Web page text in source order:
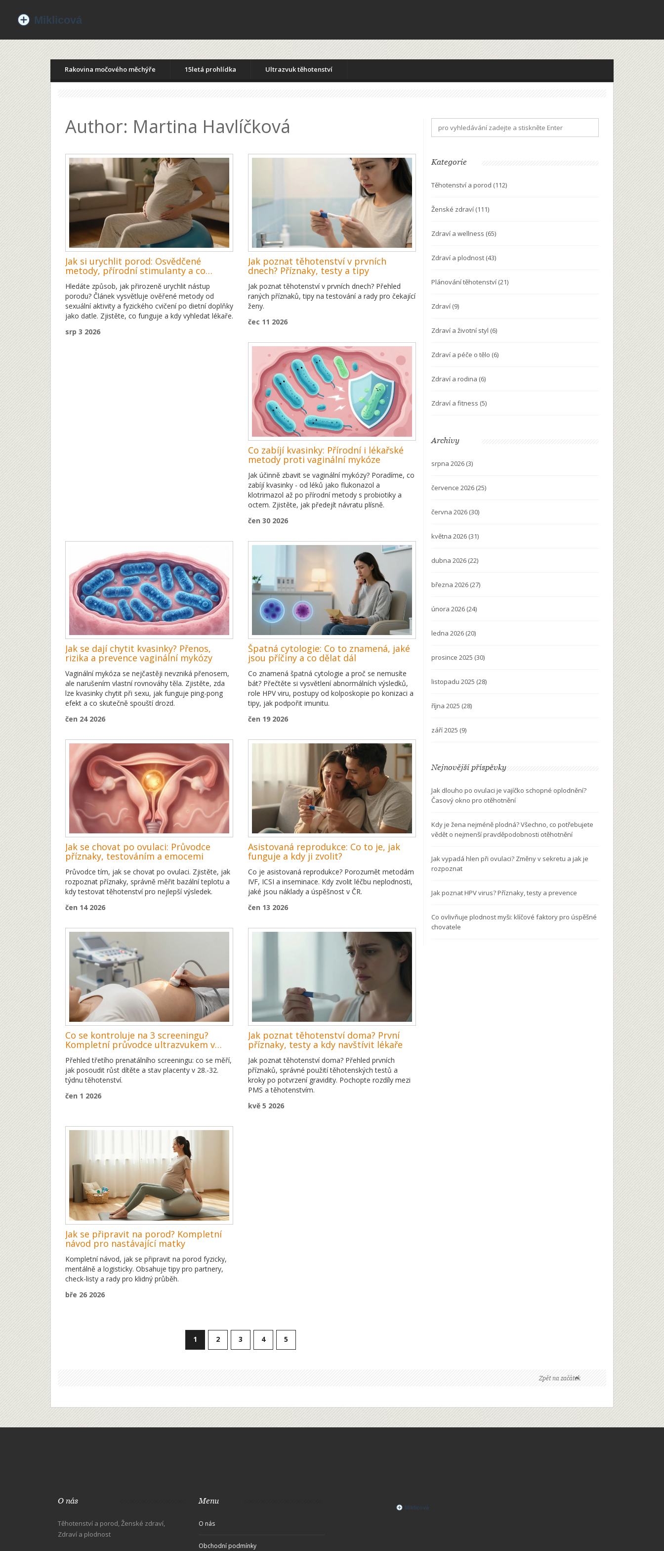
Rakovina močového měchýře 15letá prohlídka Ultrazvuk těhotenství
Author: Martina Havlíčková
Jak si urychlit porod: Osvědčené
metody, přírodní stimulanty a co
funguje skutečně
Hledáte způsob, jak přirozeně urychlit nástup
porodu? Článek vysvětluje ověřené metody od
sexuální aktivity a fyzického cvičení po dietní doplňky
jako datle. Zjistěte, co funguje a kdy vyhledat lékaře.
srp 3 2026
Jak poznat těhotenství v prvních
dnech? Příznaky, testy a tipy
Jak poznat těhotenství v prvních dnech? Přehled
raných příznaků, tipy na testování a rady pro čekající
ženy.
čec 11 2026
Co zabíjí kvasinky: Přírodní i lékařské
metody proti vaginální mykóze
Jak účinně zbavit se vaginální mykózy? Poradíme, co
zabíjí kvasinky - od léků jako flukonazol a
klotrimazol až po přírodní metody s probiotiky a
octem. Zjistěte, jak předejít návratu plísně.
čen 30 2026
Jak se dají chytit kvasinky? Přenos,
rizika a prevence vaginální mykózy
Vaginální mykóza se nejčastěji nevzniká přenosem,
ale narušením vlastní rovnováhy těla. Zjistěte, zda
lze kvasinky chytit při sexu, jak funguje ping-pong
efekt a co skutečně spouští drozd.
čen 24 2026
Špatná cytologie: Co to znamená, jaké
jsou příčiny a co dělat dál
Co znamená špatná cytologie a proč se nemusíte
bát? Přečtěte si vysvětlení abnormálních výsledků,
role HPV viru, postupy od kolposkopie po konizaci a
tipy, jak podpořit imunitu.
čen 19 2026
Jak se chovat po ovulaci: Průvodce
příznaky, testováním a emocemi
Průvodce tím, jak se chovat po ovulaci. Zjistěte, jak
rozpoznat příznaky, správně měřit bazální teplotu a
kdy testovat těhotenství pro nejlepší výsledek.
čen 14 2026
Asistovaná reprodukce: Co to je, jak
funguje a kdy ji zvolit?
Co je asistovaná reprodukce? Porozumět metodám
IVF, ICSI a inseminace. Kdy zvolit léčbu neplodnosti,
jaké jsou náklady a úspěšnost v ČR.
čen 13 2026
Co se kontroluje na 3 screeningu?
Kompletní průvodce ultrazvukem v
28.-32. týdnu
Přehled třetího prenatálního screeningu: co se měří,
jak posoudit růst dítěte a stav placenty v 28.-32.
týdnu těhotenství.
čen 1 2026
Jak poznat těhotenství doma? První
příznaky, testy a kdy navštívit lékaře
Jak poznat těhotenství doma? Přehled prvních
příznaků, správné použití těhotenských testů a
kroky po potvrzení gravidity. Pochopte rozdíly mezi
PMS a těhotenstvím.
kvě 5 2026
Jak se připravit na porod? Kompletní
návod pro nastávající matky
Kompletní návod, jak se připravit na porod fyzicky,
mentálně a logisticky. Obsahuje tipy pro partnery,
check-listy a rady pro klidný průběh.
bře 26 2026
1 2 3 4 5
Kategorie
Těhotenství a porod (112)
Ženské zdraví (111)
Zdraví a wellness (65)
Zdraví a plodnost (43)
Plánování těhotenství (21)
Zdraví (9)
Zdraví a životní styl (6)
Zdraví a péče o tělo (6)
Zdraví a rodina (6)
Zdraví a fitness (5)
Archivy
srpna 2026 (3)
července 2026 (25)
června 2026 (30)
května 2026 (31)
dubna 2026 (22)
března 2026 (27)
února 2026 (24)
ledna 2026 (20)
prosince 2025 (30)
listopadu 2025 (28)
října 2025 (28)
září 2025 (9)
Nejnovější příspěvky
Jak dlouho po ovulaci je vajíčko schopné oplodnění?
Časový okno pro otěhotnění
Kdy je žena nejméně plodná? Všechno, co potřebujete
vědět o nejmenší pravděpodobnosti otěhotnění
Jak vypadá hlen při ovulaci? Změny v sekretu a jak je
rozpoznat
Jak poznat HPV virus? Příznaky, testy a prevence
Co ovlivňuje plodnost myši: klíčové faktory pro úspěšné
chovatele
Zpět na začátek
O nás
Těhotenství a porod, Ženské zdraví,
Zdraví a plodnost
Menu
O nás
Obchodní podmínky